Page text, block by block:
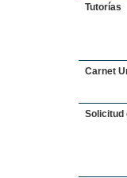
Tutorías
Carnet
Solicitud